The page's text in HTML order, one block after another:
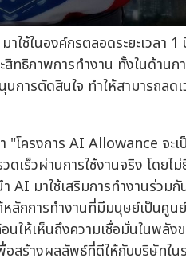
ช้ในองค์กรตลอดระยะเวลา
ทธิภาพการทำงาน ทั้งในด้านก
การตัดสินใจ ทำให้สามารถลด
โครงการ AI Allowance จะเ
เร็วผ่านการใช้งานจริง โดย
AI มาใช้เสริมการทำงานร่ว
กการทำงานที่มีมนุษย์เป็นศูน
ให้เห็นถึงความเชื่อมั่นในพลั
สร้างผลลัพธ์ที่ดีให้กับบริษัทในร